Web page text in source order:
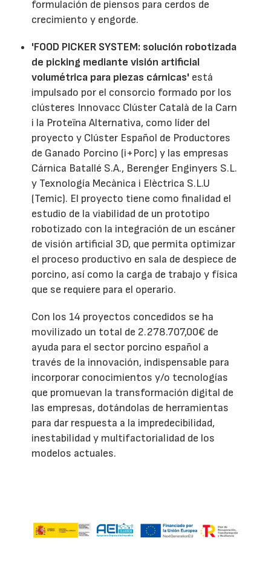
formulación de piensos para cerdos de
crecimiento y engorde.
'FOOD PICKER SYSTEM: solución robotizada
de picking mediante visión artificial
volumétrica para piezas cárnicas' está
impulsado por el consorcio formado por los
clústeres Innovacc Clúster Català de la Carn
i la Proteïna Alternativa, como líder del
proyecto y Clúster Español de Productores
de Ganado Porcino (i+Porc) y las empresas
Cárnica Batallé S.A., Berenger Enginyers S.L.
y Texnología Mecànica i Elèctrica S.L.U
(Temic). El proyecto tiene como finalidad el
estudio de la viabilidad de un prototipo
robotizado con la integración de un escáner
de visión artificial 3D, que permita optimizar
el proceso productivo en sala de despiece de
porcino, así como la carga de trabajo y física
que se requiere para el operario.
Con los 14 proyectos concedidos se ha
movilizado un total de 2.278.707,00€ de
ayuda para el sector porcino español a
través de la innovación, indispensable para
incorporar conocimientos y/o tecnologías
que promuevan la transformación digital de
las empresas, dotándolas de herramientas
para dar respuesta a la impredecibilidad,
inestabilidad y multifactorialidad de los
modelos actuales.